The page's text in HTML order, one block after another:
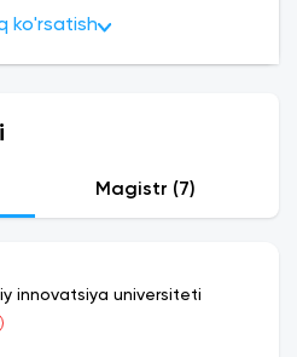
universiteti
mustaqil fikrlaydigan
ishingizni birgalikda
to’liq o’quv jarayonlariga
ko'rsatish
Magistr (7)
innovatsiya universiteti